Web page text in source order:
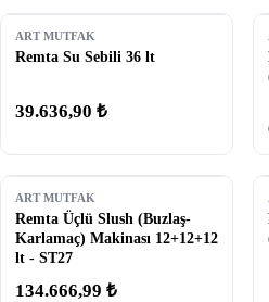
ART MUTFAK
Remta Su Sebili 36 lt
39.636,90 ₺
ART MUTFAK
Remta Üçlü Slush (Buzlaş-
Karlamaç) Makinası 12+12+12
lt - ST27
134.666,99 ₺